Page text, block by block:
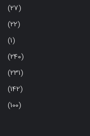
(27)
(22)
(1)
(240)
(231)
(142)
(100)